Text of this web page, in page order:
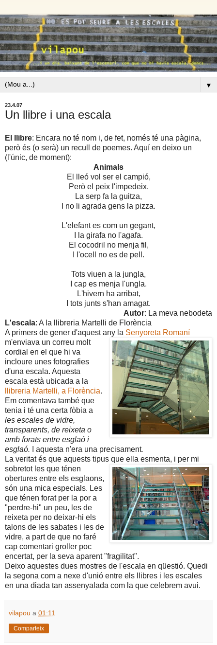
▼
23.4.07
Un llibre i una escala
El llibre: Encara no té nom i, de fet, només té una pàgina,
però és (o serà) un recull de poemes. Aquí en deixo un
(l'únic, de moment):
Animals
El lleó vol ser el campió,
Però el peix l'impedeix.
La serp fa la guitza,
I no li agrada gens la pizza.
L'elefant es com un gegant,
I la girafa no l'agafa.
El cocodril no menja fil,
I l'ocell no es de pell.
Tots viuen a la jungla,
I cap es menja l'ungla.
L'hivern ha arribat,
I tots junts s'han amagat.
Autor: La meva nebodeta
L'escala: A la llibreria Martelli de Florència
A primers de gener d'aquest any la Senyoreta Romaní
m'enviava un correu molt
cordial en el que hi va
incloure unes fotografies
d'una escala. Aquesta
escala està ubicada a la
llibreria Martelli, a Florència.
Em comentava també que
tenia i té una certa fòbia a
les escales de vidre,
transparents, de reixeta o
amb forats entre esglaó i
esglaó. I aquesta n'era una precisament.
La veritat és que aquests tipus que ella esmenta, i per mi
sobretot les que ténen
obertures entre els esglaons,
són una mica especials. Les
que ténen forat per la por a
"perdre-hi" un peu, les de
reixeta per no deixar-hi els
talons de les sabates i les de
vidre, a part de que no faré
cap comentari groller poc
encertat, per la seva aparent "fragilitat".
Deixo aquestes dues mostres de l'escala en qüestió. Quedi
la segona com a nexe d'unió entre els llibres i les escales
en una diada tan assenyalada com la que celebrem avui.
vilapou a 01:11
Comparteix